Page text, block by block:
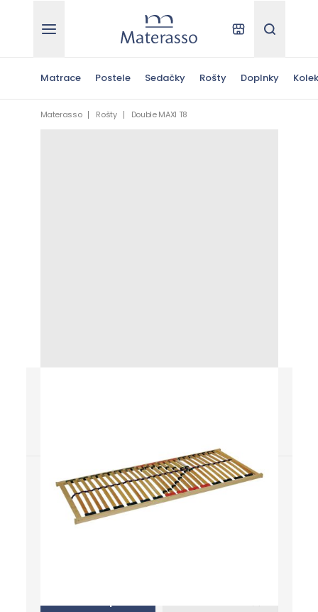
Materasso Kde kúpiťHľadať
Matrace Postele Sedačky Rošty Doplnky
Materasso Rošty Double MAXI T8
Masív
Nie
Elektrický pohon
Nie